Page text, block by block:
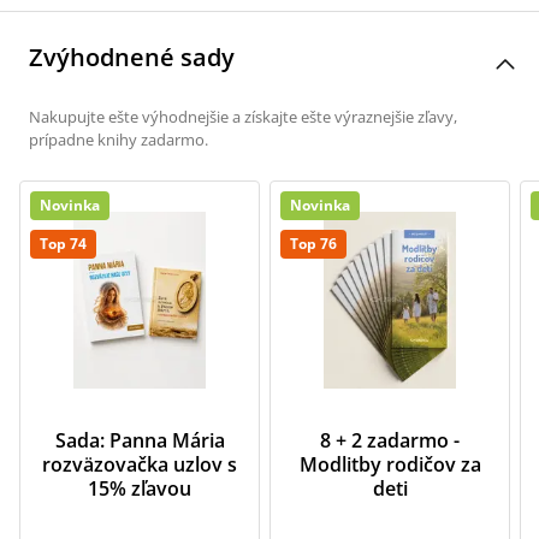
Zvýhodnené sady
Nakupujte ešte výhodnejšie a získajte ešte výraznejšie zľavy,
prípadne knihy zadarmo.
Novinka
Top 74
Sada: Panna Mária
rozväzovačka uzlov s
15% zľavou
Novinka
Top 76
8 + 2 zadarmo -
Modlitby rodičov za
deti